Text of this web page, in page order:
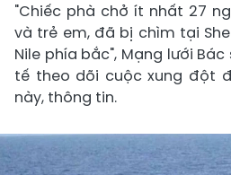
"Chiếc phà chở ít nhất 27
và trẻ em, đã bị chìm tại
Nile phía bắc", Mạng lưới
tế theo dõi cuộc xung đột
này, thông tin.